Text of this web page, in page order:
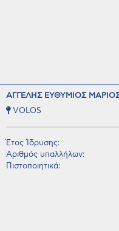
ΑΓΓΕΛΗΣ ΕΥΘΥΜΙΟΣ
VOLOS
Έτος Ίδρυσης:
Αριθμός υπαλλήλων:
Πιστοποιητικά: